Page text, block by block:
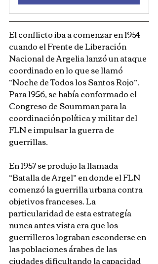
El conflicto iba a comenzar en 1954
cuando el Frente de Liberación
Nacional de Argelia lanzó un ataque
coordinado en lo que se llamó
“Noche de Todos los Santos Rojo”.
Para 1956, se había conformado el
Congreso de Soumman para la
coordinación política y militar del
FLN e impulsar la guerra de
guerrillas.
En 1957 se produjo la llamada
“Batalla de Argel” en donde el FLN
comenzó la guerrilla urbana contra
objetivos franceses. La
particularidad de esta estrategía
nunca antes vista era que los
guerrilleros lograban esconderse en
las poblaciones árabes de las
ciudades dificultando la capacidad